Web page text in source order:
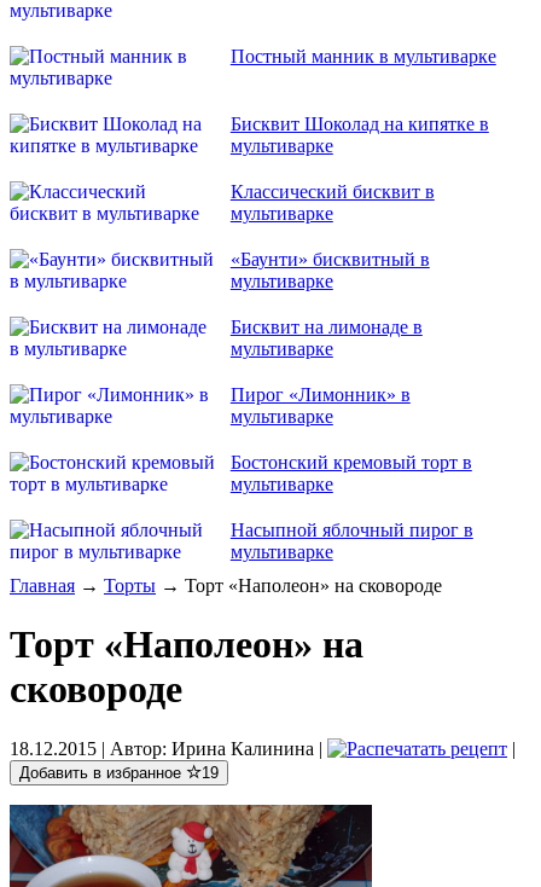
Постный манник в мультиварке
Бисквит Шоколад на кипятке в
мультиварке
Классический бисквит в
мультиварке
«Баунти» бисквитный в
мультиварке
Бисквит на лимонаде в
мультиварке
Пирог «Лимонник» в
мультиварке
Бостонский кремовый торт в
мультиварке
Насыпной яблочный пирог в
мультиварке
Главная → Торты → Торт «Наполеон» на сковороде
Торт «Наполеон» на
сковороде
18.12.2015 | Автор: Ирина Калинина | |
Добавить в избранное 19